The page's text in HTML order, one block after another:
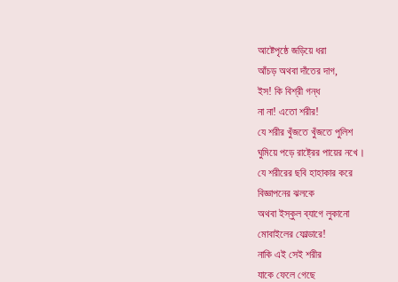
আষ্টেপৃষ্ঠে জড়িয়ে ধরা
আঁচড় অথবা দাঁতের দাগ,
ইস! কি বিশ্রী গন্ধ
না না! এতো শরীর!
যে শরীর খুঁজতে খুঁজতে পুলিশ
ঘুমিয়ে পড়ে রাষ্ট্রের পায়ের নখে।
যে শরীরের ছবি হাহাকার করে
বিজ্ঞাপনের ঝলকে
অথবা ইস্কুল ব্যাগে লুকানো
মোবাইলের ফোল্ডারে!
নাকি এই সেই শরীর
যাকে ফেলে গেছে